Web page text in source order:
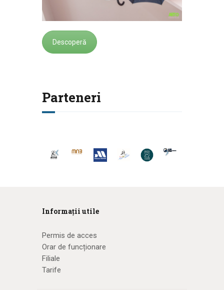
Descoperă
Parteneri
Informații utile
Permis de acces
Orar de funcționare
Filiale
Tarife